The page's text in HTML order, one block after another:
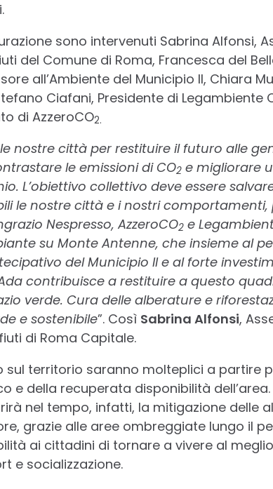
sono intervenuti Sabrina Alfonsi,
del Comune di Roma, Francesca del
all’Ambiente del Municipio II, Chiara
Ciafani, Presidente di Legambiente
di AzzeroCO2.
nostre città per restituire il futuro alle
le emissioni di CO2e migliorare
L’obiettivo collettivo deve essere
le nostre città e i nostri
Nespresso, AzzeroCO2e
su Monte Antenne, che insieme al
del Municipio II e al forte
contribuisce a restituire a questo
verde. Cura delle alberature e
e sostenibile”. Così Sabrina Alfonsi,
di Roma Capitale.
sul territorio saranno molteplici a partire
e della recuperata disponibilità
nel tempo, infatti, la mitigazione delle
grazie alle aree ombreggiate lungo il
ai cittadini di tornare a vivere al
e socializzazione.